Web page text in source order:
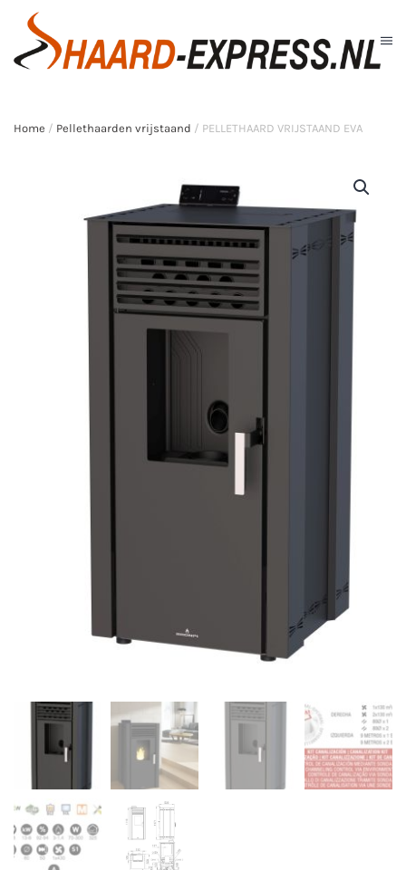
Skip to main content
Home / Pellethaarden vrijstaand / PELLETHAARD VRIJSTAAND EVA